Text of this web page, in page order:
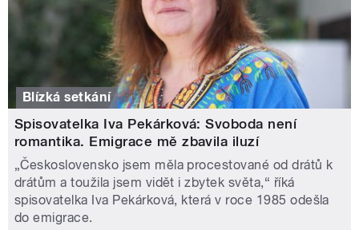
Blízká setkání
Spisovatelka Iva Pekárková: Svoboda není
romantika. Emigrace mě zbavila iluzí
„Československo jsem měla procestované od drátů k
drátům a toužila jsem vidět i zbytek světa,“ říká
spisovatelka Iva Pekárková, která v roce 1985 odešla
do emigrace.